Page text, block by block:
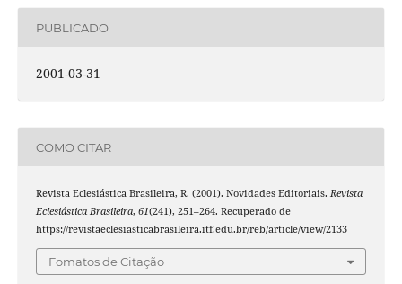
PUBLICADO
2001-03-31
COMO CITAR
Revista Eclesiástica Brasileira, R. (2001). Novidades Editoriais. Revista
Eclesiástica Brasileira, 61(241), 251–264. Recuperado de
https://revistaeclesiasticabrasileira.itf.edu.br/reb/article/view/2133
Fomatos de Citação